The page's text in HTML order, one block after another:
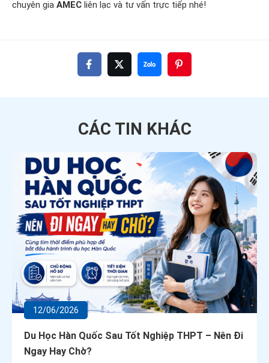
chuyên gia AMEC liên lạc và tư vấn trực tiếp nhé!
CÁC TIN KHÁC
12/06/2026
Du Học Hàn Quốc Sau Tốt Nghiệp THPT – Nên Đi
Ngay Hay Chờ?